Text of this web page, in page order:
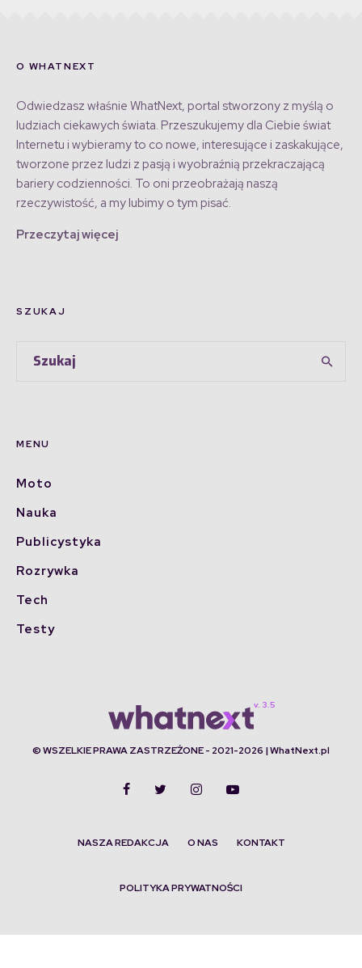
O WHATNEXT
Odwiedzasz właśnie WhatNext, portal stworzony z myślą o
ludziach ciekawych świata. Przeszukujemy dla Ciebie świat
Internetu i wybieramy to co nowe, interesujące i zaskakujące,
tworzone przez ludzi z pasją i wyobraźnią przekraczającą
bariery codzienności. To oni przeobrażają naszą
rzeczywistość, a my lubimy o tym pisać.
Przeczytaj więcej
SZUKAJ
MENU
Moto
Nauka
Publicystyka
Rozrywka
Tech
Testy
© WSZELKIE PRAWA ZASTRZEŻONE - 2021-2026 | WhatNext.pl
NASZA REDAKCJA O NAS KONTAKT
POLITYKA PRYWATNOŚCI